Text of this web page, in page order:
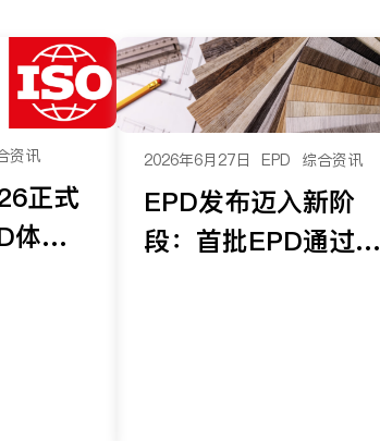
资讯
正式
体系
2026年6月27日 EPD 综合资讯
EPD发布迈入新阶
段：首批EPD通过可